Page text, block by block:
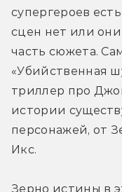
супергероев
сцен нет или
часть сюжета.
«Убийственная
триллер про
истории
персонажей, от
Икс.
Зерно истины в